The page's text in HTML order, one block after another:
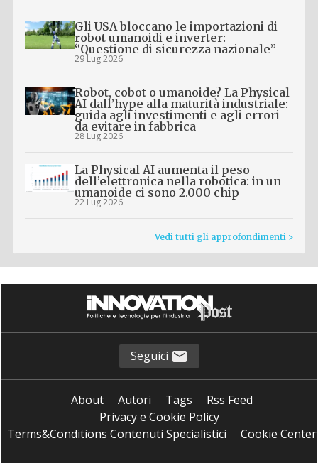
Gli USA bloccano le importazioni di
robot umanoidi e inverter:
“Questione di sicurezza nazionale”
29 Lug 2026
Robot, cobot o umanoide? La Physical
AI dall’hype alla maturità industriale:
guida agli investimenti e agli errori
da evitare in fabbrica
28 Lug 2026
La Physical AI aumenta il peso
dell’elettronica nella robotica: in un
umanoide ci sono 2.000 chip
22 Lug 2026
Vedi tutti gli approfondimenti >
Seguici
About Autori Tags
Rss Feed
Privacy e Cookie Policy
Terms&Conditions Contenuti Specialistici
Cookie Center